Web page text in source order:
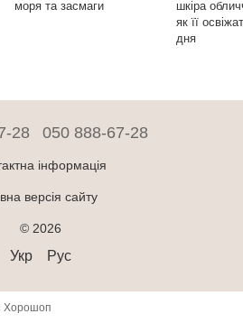
моря та засмаги
шкіра
як її
дня
28 050 888-67-28
інформація
версія сайту
© 2026
Укр Рус
Хорошоп